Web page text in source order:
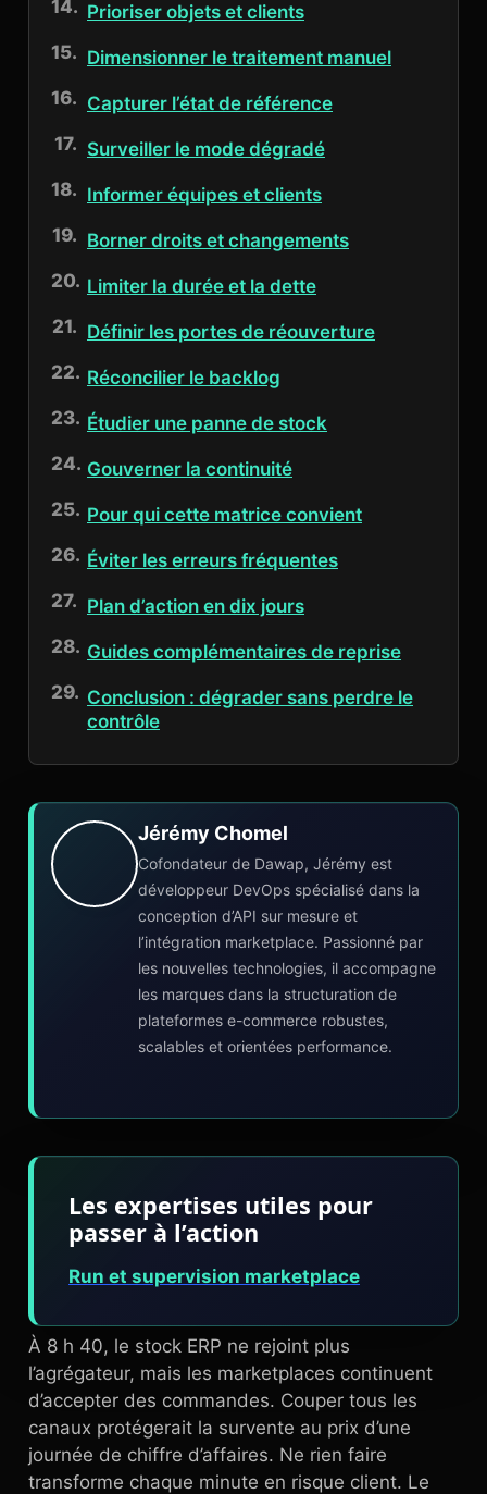
Prioriser objets et clients
Dimensionner le traitement manuel
Capturer l’état de référence
Surveiller le mode dégradé
Informer équipes et clients
Borner droits et changements
Limiter la durée et la dette
Définir les portes de réouverture
Réconcilier le backlog
Étudier une panne de stock
Gouverner la continuité
Pour qui cette matrice convient
Éviter les erreurs fréquentes
Plan d’action en dix jours
Guides complémentaires de reprise
Conclusion : dégrader sans perdre le
contrôle
Jérémy Chomel
Cofondateur de Dawap, Jérémy est
développeur DevOps spécialisé dans la
conception d’API sur mesure et
l’intégration marketplace. Passionné par
les nouvelles technologies, il accompagne
les marques dans la structuration de
plateformes e-commerce robustes,
scalables et orientées performance.
Les expertises utiles pour
passer à l’action
Run et supervision marketplace
À 8 h 40, le stock ERP ne rejoint plus
l’agrégateur, mais les marketplaces continuent
d’accepter des commandes. Couper tous les
canaux protégerait la survente au prix d’une
journée de chiffre d’affaires. Ne rien faire
transforme chaque minute en risque client. Le